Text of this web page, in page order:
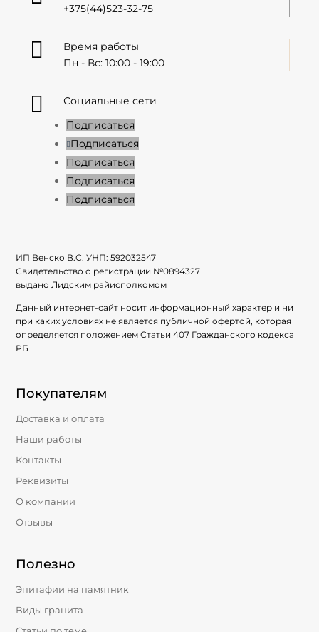
+375(44)523-32-75

Время работы
Пн - Вс: 10:00 - 19:00

Социальные сети
Подписаться
Подписаться
Подписаться
Подписаться
Подписаться
ИП Венско В.С. УНП:592032547
Свидетельство о регистрации №0894327
выдано Лидским райисполкомом
Данный интернет-сайт носит информационный характер и ни
при каких условиях не является публичной офертой, которая
определяется положением Статьи 407 Гражданского кодекса
РБ
Покупателям
Доставка и оплата
Наши работы
Контакты
Реквизиты
О компании
Отзывы
Полезно
Эпитафии на памятник
Виды гранита